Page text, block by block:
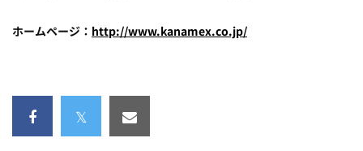
ホームページ： http://www.kanamex.co.jp/